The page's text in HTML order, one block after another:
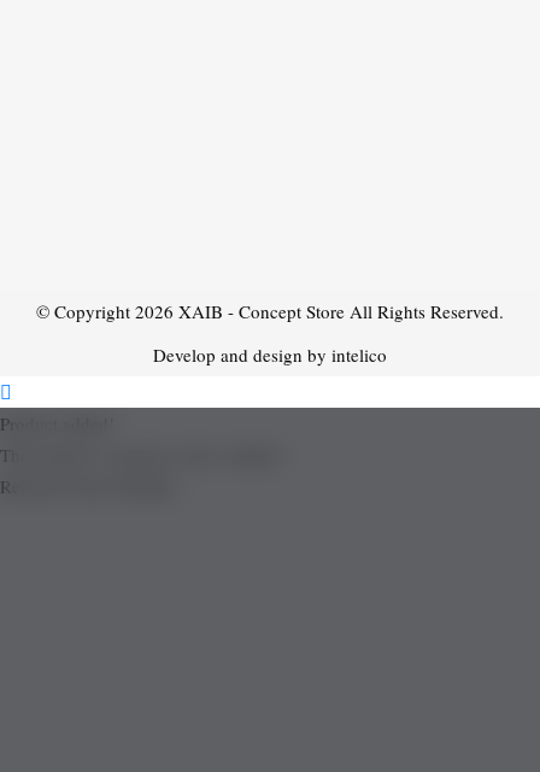
© Copyright 2026 XAIB - Concept Store All Rights Reserved.
Develop and design by intelico
Product added!
The product is already in the wishlist!
Removed from Wishlist